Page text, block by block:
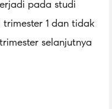
pada studi
1 dan tidak
selanjutnya